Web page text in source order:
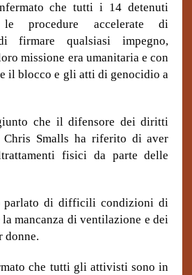
che tutti i 14 detenuti
procedure accelerate di
firmare qualsiasi impegno,
missione era umanitaria e con
il blocco e gli atti di genocidio a
che il difensore dei diritti
Chris Smalls ha riferito di aver
fisici da parte delle
parlato di difficili condizioni di
mancanza di ventilazione e dei
donne.
che tutti gli attivisti sono in